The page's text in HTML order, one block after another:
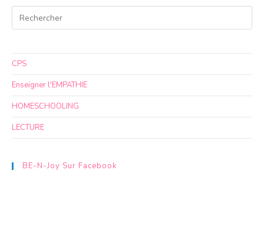
CPS
Enseigner l'EMPATHIE
HOMESCHOOLING
LECTURE
BE-N-Joy Sur Facebook